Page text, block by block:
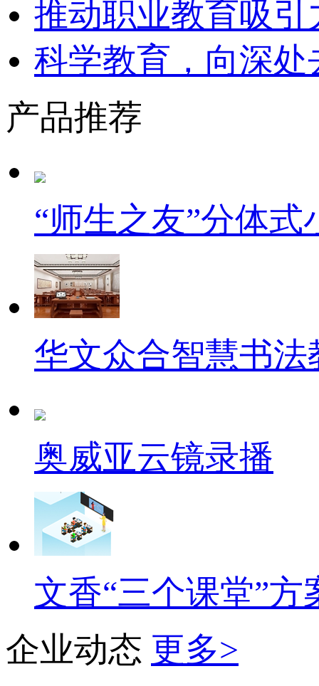
推动职业教育吸引
科学教育，向深
产品推荐
“师生之友”分体
华文众合智慧书法
奥威亚云镜录播
文香“三个课堂”方
企业动态 更多>